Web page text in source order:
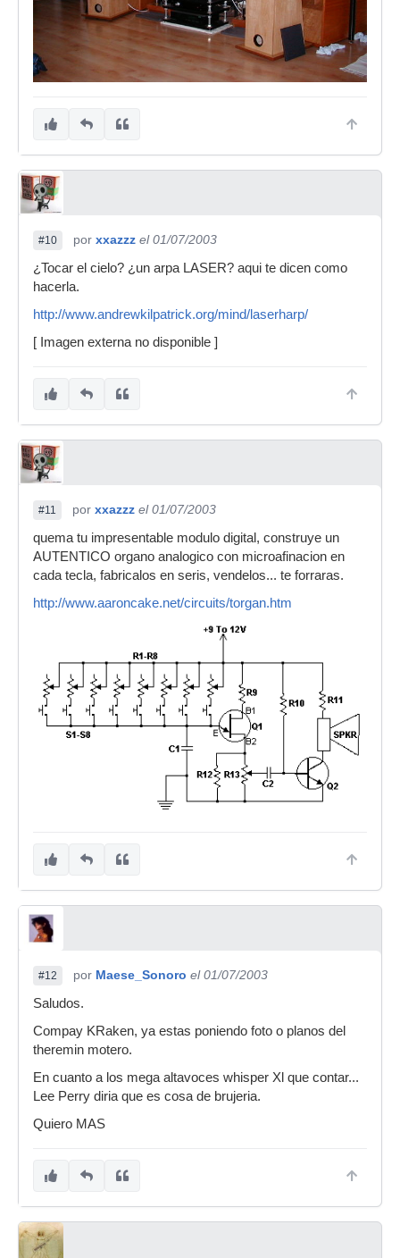
#10 por xxazzz el 01/07/2003
¿Tocar el cielo? ¿un arpa LASER? aqui te dicen como
hacerla.
http://www.andrewkilpatrick.org/mind/laserharp/
[ Imagen externa no disponible ]
#11 por xxazzz el 01/07/2003
quema tu impresentable modulo digital, construye un
AUTENTICO organo analogico con microafinacion en
cada tecla, fabricalos en seris, vendelos... te forraras.
http://www.aaroncake.net/circuits/torgan.htm
#12 por Maese_Sonoro el 01/07/2003
Saludos.
Compay KRaken, ya estas poniendo foto o planos del
theremin motero.
En cuanto a los mega altavoces whisper Xl que contar...
Lee Perry diria que es cosa de brujeria.
Quiero MAS